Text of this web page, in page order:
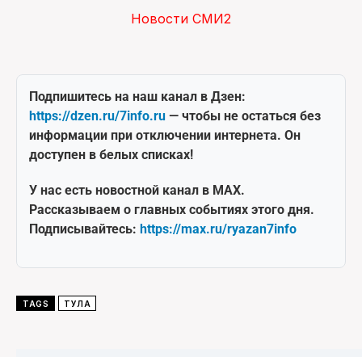
Новости СМИ2
Подпишитесь на наш канал в Дзен:
https://dzen.ru/7info.ru — чтобы не остаться без
информации при отключении интернета. Он
доступен в белых списках!
У нас есть новостной канал в MAX.
Рассказываем о главных событиях этого дня.
Подписывайтесь: https://max.ru/ryazan7info
TAGS ТУЛА